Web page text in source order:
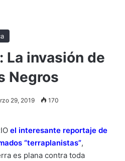
La invasión de
Negros
29, 2019 170
el interesante reportaje de
“terraplanistas”,
es plana contra toda